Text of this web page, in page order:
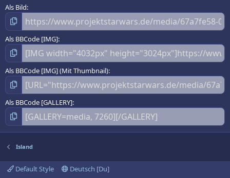
Als Bild
Als BBCode [IMG]
Als BBCode [IMG] (Mit Thumbnail)
Als BBCode [GALLERY]
Island
Default Style Deutsch [Du]